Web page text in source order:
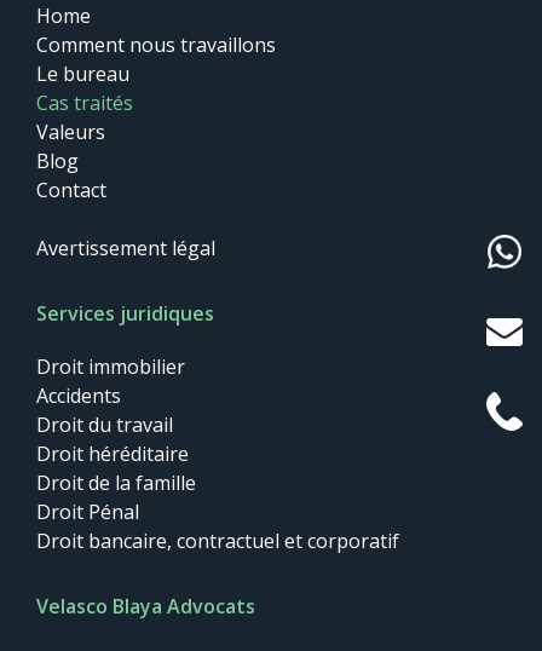
Home
Comment nous travaillons
Le bureau
Cas traités
Valeurs
Blog
Contact
Avertissement légal
Services juridiques
Droit immobilier
Accidents
Droit du travail
Droit héréditaire
Droit de la famille
Droit Pénal
Droit bancaire, contractuel et corporatif
Velasco Blaya Advocats